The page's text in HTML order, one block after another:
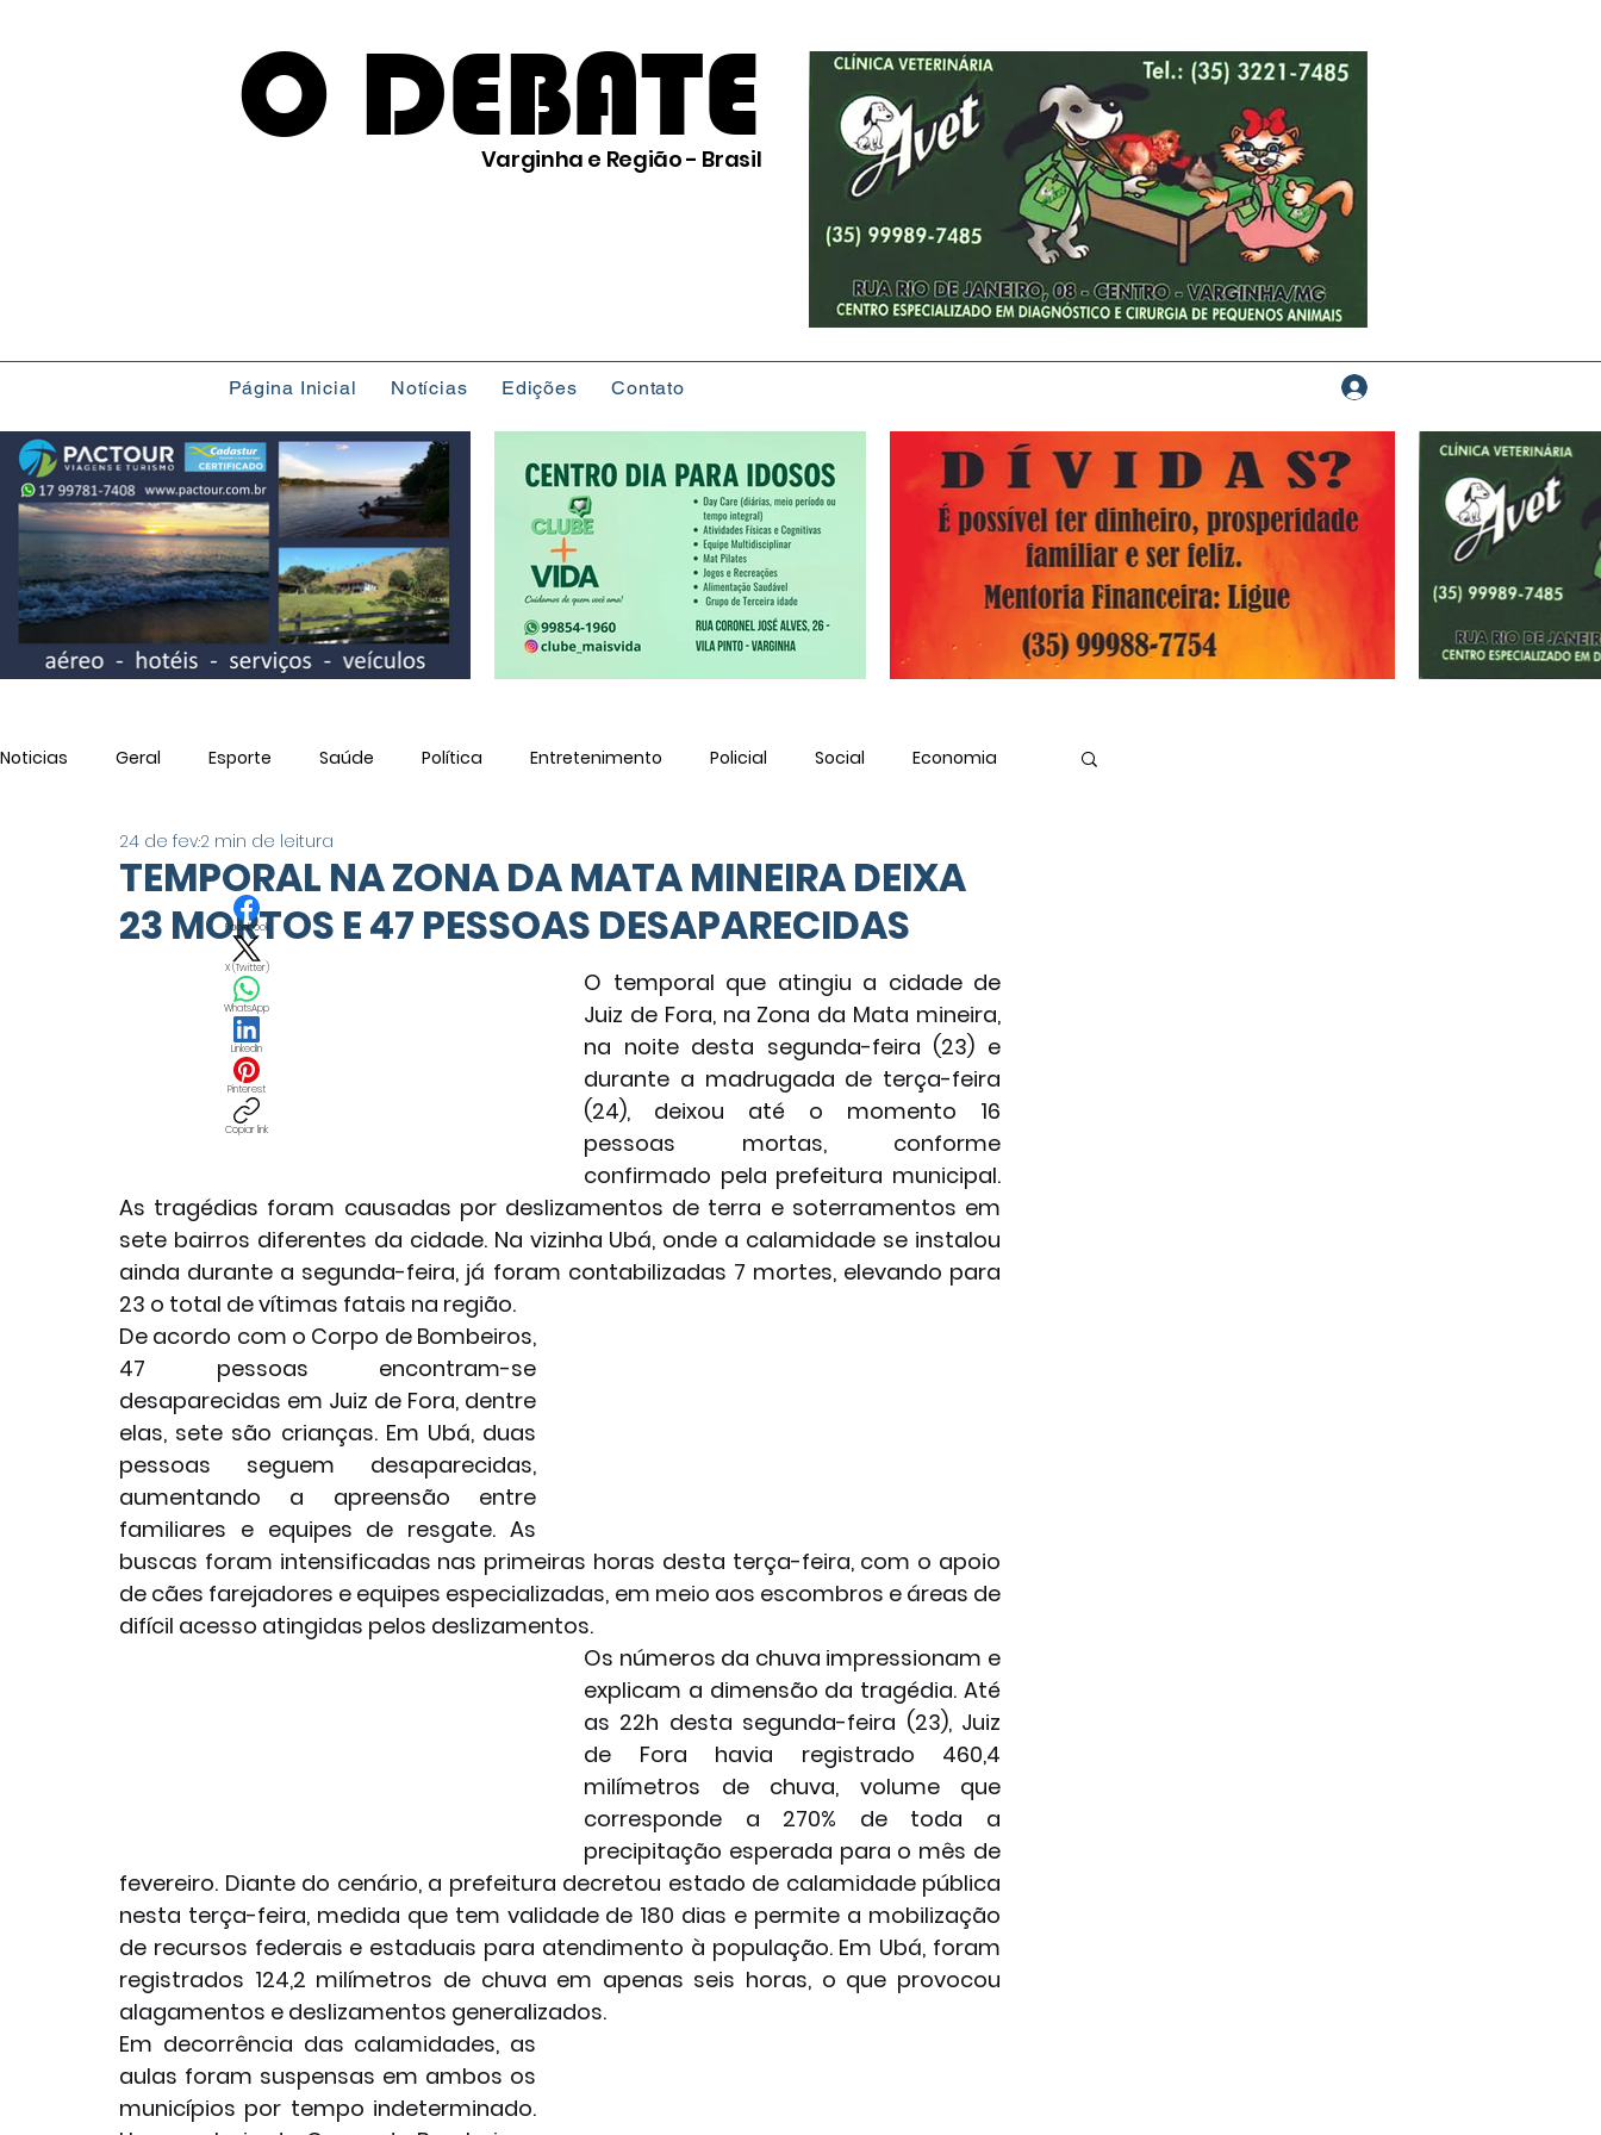
O DEBATE
Varginha e Região - Brasil
Página Inicial Notícias Edições Contato
Noticias Geral Esporte Saúde Política Entretenimento Policial Social Economia
Utilidade Pública
TEMPORAL NA ZONA DA MATA MINEIRA DEIXA
23 MORTOS E 47 PESSOAS DESAPARECIDAS
24 de fev.2 min de leitura
O temporal que atingiu a cidade de
Juiz de Fora, na Zona da Mata mineira,
na noite desta segunda-feira (23) e
durante a madrugada de terça-feira
(24), deixou até o momento 16
pessoas mortas, conforme
confirmado pela prefeitura municipal.
As tragédias foram causadas por deslizamentos de terra e soterramentos em
sete bairros diferentes da cidade. Na vizinha Ubá, onde a calamidade se instalou
ainda durante a segunda-feira, já foram contabilizadas 7 mortes, elevando para
23 o total de vítimas fatais na região.
De acordo com o Corpo de Bombeiros,
47 pessoas encontram-se
desaparecidas em Juiz de Fora, dentre
elas, sete são crianças. Em Ubá, duas
pessoas seguem desaparecidas,
aumentando a apreensão entre
familiares e equipes de resgate. As
buscas foram intensificadas nas primeiras horas desta terça-feira, com o apoio
de cães farejadores e equipes especializadas, em meio aos escombros e áreas de
difícil acesso atingidas pelos deslizamentos.
Os números da chuva impressionam e
explicam a dimensão da tragédia. Até
as 22h desta segunda-feira (23), Juiz
de Fora havia registrado 460,4
milímetros de chuva, volume que
corresponde a 270% de toda a
precipitação esperada para o mês de
fevereiro. Diante do cenário, a prefeitura decretou estado de calamidade pública
nesta terça-feira, medida que tem validade de 180 dias e permite a mobilização
de recursos federais e estaduais para atendimento à população. Em Ubá, foram
registrados 124,2 milímetros de chuva em apenas seis horas, o que provocou
alagamentos e deslizamentos generalizados.
Em decorrência das calamidades, as
aulas foram suspensas em ambos os
municípios por tempo indeterminado.
Facebook
X (Twitter)
WhatsApp
LinkedIn
Pinterest
Copiar link